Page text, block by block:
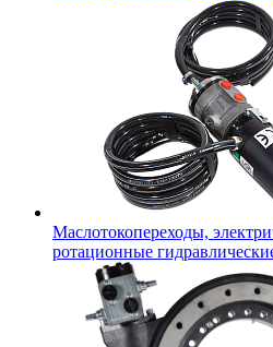
Маслотокопереходы,
ротационные